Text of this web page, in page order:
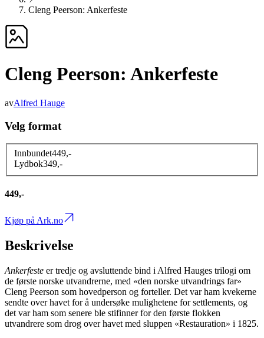
Cleng Peerson: Ankerfeste
Cleng Peerson: Ankerfeste
avAlfred Hauge
Velg format
Innbundet449,-
Lydbok349,-
449,-
Kjøp på Ark.no
Beskrivelse
Ankerfeste er tredje og avsluttende bind i Alfred Hauges trilogi om
de første norske utvandrerne, med «den norske utvandrings far»
Cleng Peerson som hovedperson og forteller. Det var ham kvekerne
sendte over havet for å undersøke mulighetene for settlements, og
det var ham som senere ble stifinner for den første flokken
utvandrere som drog over havet med sluppen «Restauration» i 1825.